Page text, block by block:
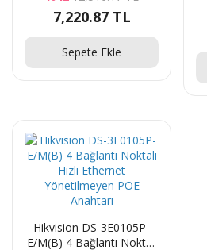
Seagate SkyHawk
RPM SATA 3 HDD
7,220.87 TL
Sepete Ekle
Hikvision DS-3E0105P-
E/M(B) 4 Bağlantı Noktalı